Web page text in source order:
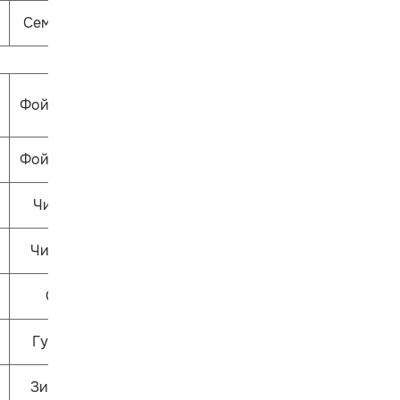
Семицветик
Фойе 1 этажа
Фойе 1 этажа
Читай-ка
ЧитариУм
Ошпи
Гулливер
Зиль-зёль